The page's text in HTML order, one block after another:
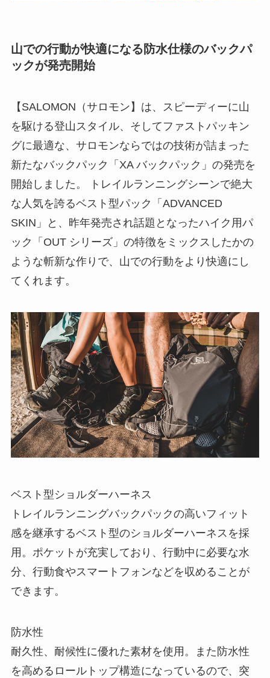
山での行動が快適になる防水仕様のバックパ
ックが発売開始
【SALOMON（サロモン】は、スピーディーに山
を駆ける登山スタイル、そしてファストパッキン
グに最適な、サロモンならではの技術が詰まった
新たなバックパック「XA バックパック」の発売を
開始しました。 トレイルランニングシーンで絶大
な人気を誇るベスト型パック「ADVANCED
SKIN」と、昨年発売され話題となったハイク用パ
ック「OUT シリーズ」の特徴をミックスしたかの
ような斬新な作りで、山での行動をより快適にし
てくれます。
ベスト型ショルダーハーネス
トレイルランニングバックパックの高いフィット
感を継承するベスト型のショルダーハーネスを採
用。ポケットが充実しており、行動中に必要な水
分、行動食やスマートフォンなどを収めることが
できます。
防水性
耐久性、耐候性に優れた素材を使用。また防水性
を高めるロールトップ構造になっているので、突